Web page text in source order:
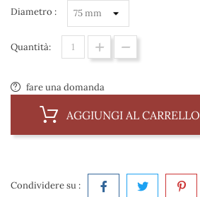
Diametro :
Quantità:
fare una domanda
AGGIUNGI AL CARRELLO
Condividere su :